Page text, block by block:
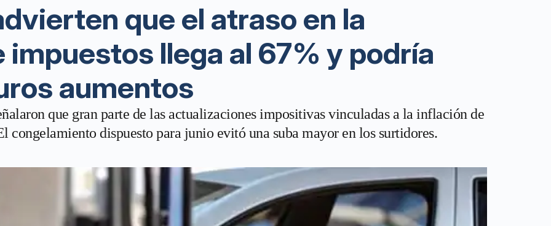
que el atraso en la
llega al 67% y podría
aumentos
que gran parte de las actualizaciones impositivas vinculadas a la inflación de
congelamiento dispuesto para junio evitó una suba mayor en los surtidores.